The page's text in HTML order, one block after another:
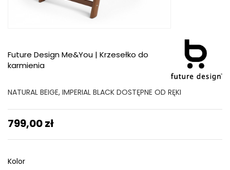
Future Design Me&You | Krzesełko do
karmienia
NATURAL BEIGE, IMPERIAL BLACK DOSTĘPNE OD RĘKI
799,00 zł
Kolor